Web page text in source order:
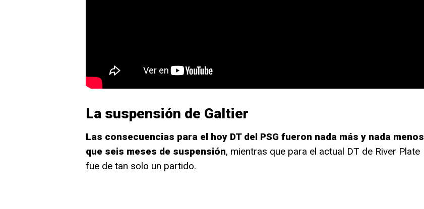
La suspensión de Galtier
Las consecuencias para el hoy DT del PSG fueron nada más y nada menos
que seis meses de suspensión, mientras que para el actual DT de River Plate
fue de tan solo un partido.